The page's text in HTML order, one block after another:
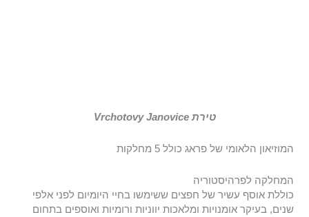
טירת Vrchotovy Janovice
המוזיאון הלאומי של פראג כולל 5 מחלקות
המחלקה לפרהיסטוריה
כוללת אוסף עשיר של חפצים ששימשו בחיי היומיום לפני אלפי
שנים, בעיקר אומנויות ומלאכות יווניות ורומיות ואוספים בתחום